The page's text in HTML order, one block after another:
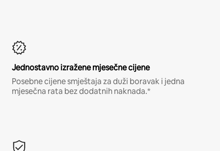
Jednostavno izražene mjesečne cijene
Posebne cijene smještaja za duži boravak i jedna
mjesečna rata bez dodatnih naknada.*